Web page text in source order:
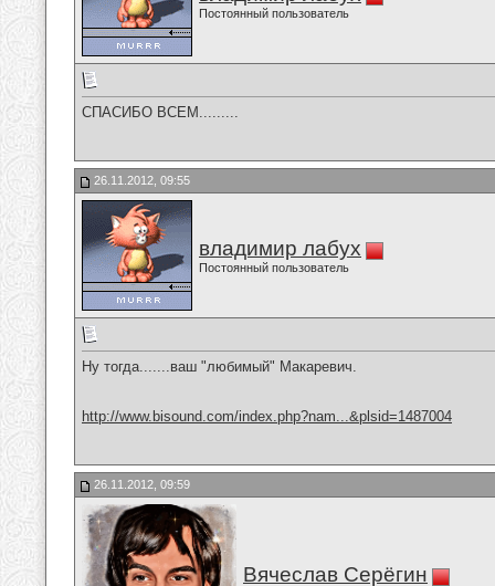
Постоянный пользователь
СПАСИБО ВСЕМ.........
26.11.2012, 09:55
владимир лабух
Постоянный пользователь
Ну тогда.......ваш "любимый" Макаревич.
http://www.bisound.com/index.php?nam...&plsid=1487004
26.11.2012, 09:59
Вячеслав Серёгин